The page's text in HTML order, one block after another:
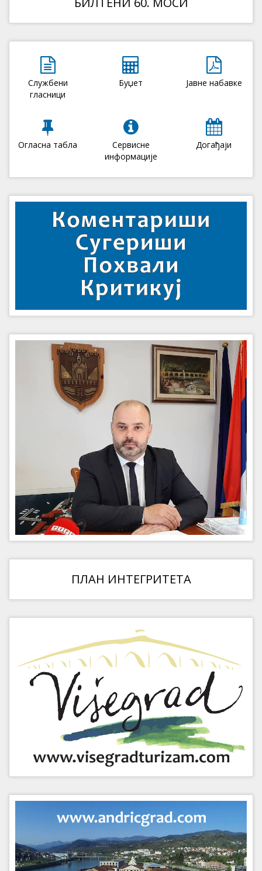
Службени
гласници
Буџет Јавне набавке
Огласна табла
Сервисне
информације
Догађаји
ПЛАН ИНТЕГРИТЕТА